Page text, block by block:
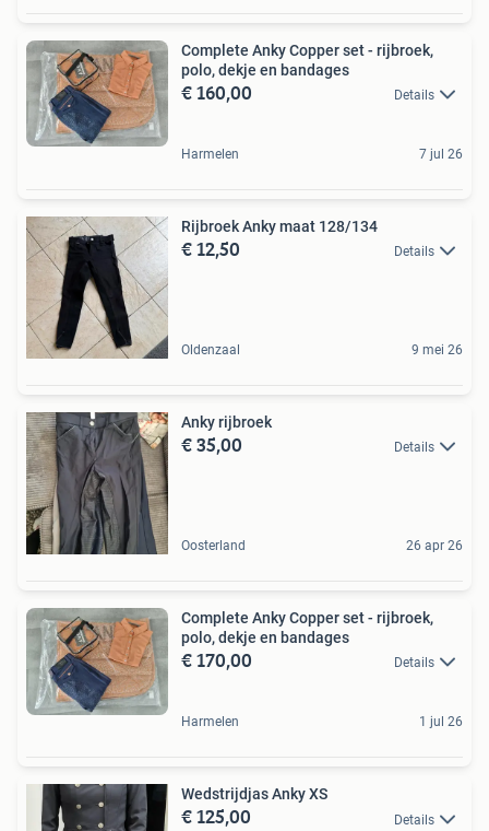
Complete Anky Copper set - rijbroek,
polo, dekje en bandages
€ 160,00 Details
Harmelen 7 jul 26
Rijbroek Anky maat 128/134
€ 12,50 Details
Oldenzaal 9 mei 26
Anky rijbroek
€ 35,00 Details
Oosterland 26 apr 26
Complete Anky Copper set - rijbroek,
polo, dekje en bandages
€ 170,00 Details
Harmelen 1 jul 26
Wedstrijdjas Anky XS
€ 125,00 Details